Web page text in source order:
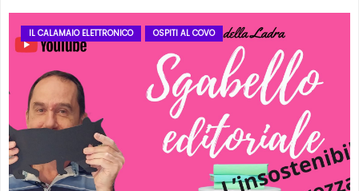
IL CALAMAIO ELETTRONICO OSPITI AL COVO